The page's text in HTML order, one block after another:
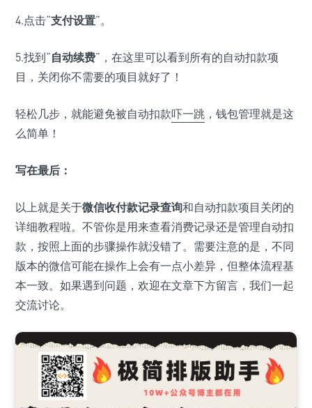
4.点击“支付设置”。
5.找到“自动续费”，在这里可以看到所有的自动扣款项
目，关闭你不需要的项目就好了！
轻松几步，就能避免被自动扣款吓一跳 ，钱包管理就是这
么简单！
写在最后：
以上就是关于微信收付款记录查询和自动扣款项目关闭的
详细教程啦。不管你是用来查看消费记录还是管理自动扣
款，按照上面的步骤操作就没错了。需要注意的是，不同
版本的微信可能在操作上会有一点小差异，但整体流程基
本一致。如果遇到问题，欢迎在文章下方留言，我们一起
交流讨论。